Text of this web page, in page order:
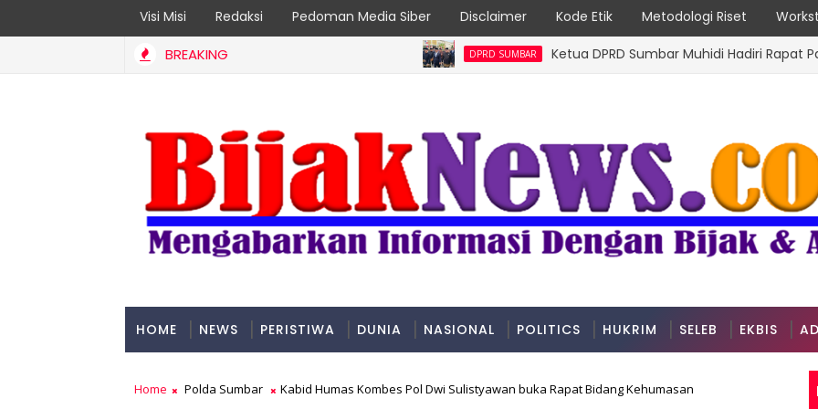
Visi Misi Redaksi Pedoman Media Siber Disclaimer Kode Etik Metodologi Riset
BREAKING DPRD SUMBAR Ketua DPRD Sumbar Muhidi Hadiri Rapat
HOME NEWS PERISTIWA DUNIA NASIONAL POLITICS HUKRIM SELEB EKBIS
Home Polda Sumbar Kabid Humas Kombes Pol Dwi Sulistyawan buka Rapat Bidang Kehumasan